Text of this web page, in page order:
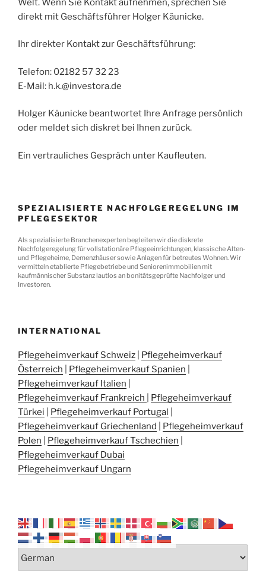
Welt. Wenn Sie Kontakt aufnehmen, sprechen Sie
direkt mit Geschäftsführer Holger Käunicke.
Ihr direkter Kontakt zur Geschäftsführung:
Telefon: 02182 57 32 23
E-Mail: h.k.@investora.de
Holger Käunicke beantwortet Ihre Anfrage persönlich
oder meldet sich diskret bei Ihnen zurück.
Ein vertrauliches Gespräch unter Kaufleuten.
SPEZIALISIERTE NACHFOLGEREGELUNG IM
PFLEGESEKTOR
Als spezialisierte Branchenexperten begleiten wir die diskrete
Nachfolgeregelung für vollstationäre Pflegeeinrichtungen, klassische Alten-
und Pflegeheime, Demenzhäuser sowie Anlagen für betreutes Wohnen. Wir
vermitteln etablierte Pflegebetriebe und Seniorenimmobilien mit
kaufmännischer Substanz lautlos an bonitätsgeprüfte Nachfolger und
Investoren.
INTERNATIONAL
Pflegeheimverkauf Schweiz
Pflegeheimverkauf
Österreich
Pflegeheimverkauf Spanien
Pflegeheimverkauf Italien
Pflegeheimverkauf Frankreich
Pflegeheimverkauf
Türkei
Pflegeheimverkauf Portugal
Pflegeheimverkauf Griechenland
Pflegeheimverkauf
Polen
Pflegeheimverkauf Tschechien
Pflegeheimverkauf Dubai
Pflegeheimverkauf Ungarn